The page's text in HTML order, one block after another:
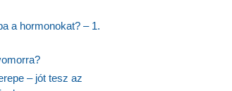
a hormonokat? – 1.
– jót tesz az